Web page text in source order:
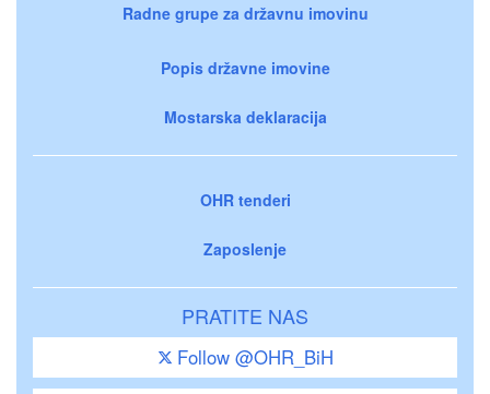
Radne grupe za državnu imovinu
Popis državne imovine
Mostarska deklaracija
OHR tenderi
Zaposlenje
PRATITE NAS
Follow @OHR_BiH